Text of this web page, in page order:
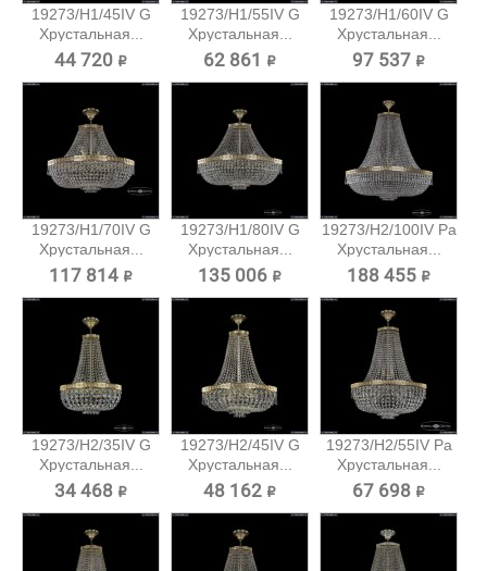
19273/H1/45IV G
Хрустальная...
44 720 ₽
19273/H1/55IV G
Хрустальная...
62 861 ₽
19273/H1/60IV G
Хрустальная...
97 537 ₽
19273/H1/70IV G
Хрустальная...
117 814 ₽
19273/H1/80IV G
Хрустальная...
135 006 ₽
19273/H2/100IV Pa
Хрустальная...
188 455 ₽
19273/H2/35IV G
Хрустальная...
34 468 ₽
19273/H2/45IV G
Хрустальная...
48 162 ₽
19273/H2/55IV Pa
Хрустальная...
67 698 ₽